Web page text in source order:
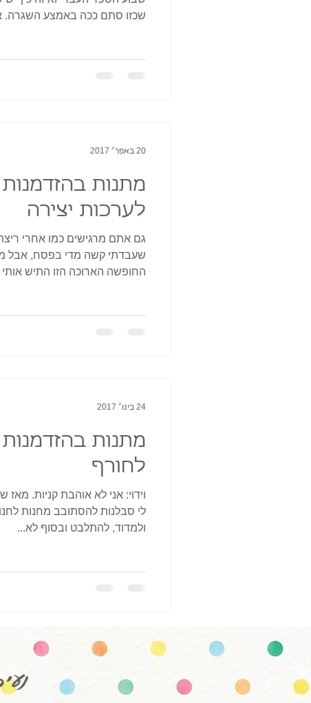
שכזו סתם ככה באמצע השגרה.
לערכות יצירה
גם אתם מרגישים כמו אחרי
שעבדתי קשה מדי בפסח, אבל
החופשה הארוכה הזו התיש אותי
20 באפר׳ 2017
לחורף
וידוי: אני לא אוהבת קניות.
לי סבלנות להסתובב מחנות
ולמדוד, להתלבט ובסוף לא...
24 בינו׳ 2017